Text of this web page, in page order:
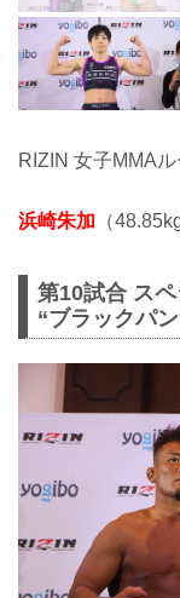
RIZIN 女子MMA
浜崎朱加 （
第10試合 ス
“ブラックパ